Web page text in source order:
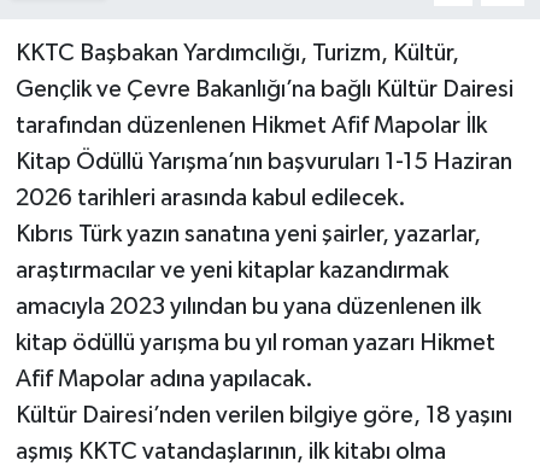
KKTC Başbakan Yardımcılığı, Turizm, Kültür,
Gençlik ve Çevre Bakanlığı’na bağlı Kültür Dairesi
tarafından düzenlenen Hikmet Afif Mapolar İlk
Kitap Ödüllü Yarışma’nın başvuruları 1-15 Haziran
2026 tarihleri arasında kabul edilecek.
Kıbrıs Türk yazın sanatına yeni şairler, yazarlar,
araştırmacılar ve yeni kitaplar kazandırmak
amacıyla 2023 yılından bu yana düzenlenen ilk
kitap ödüllü yarışma bu yıl roman yazarı Hikmet
Afif Mapolar adına yapılacak.
Kültür Dairesi’nden verilen bilgiye göre, 18 yaşını
aşmış KKTC vatandaşlarının, ilk kitabı olma